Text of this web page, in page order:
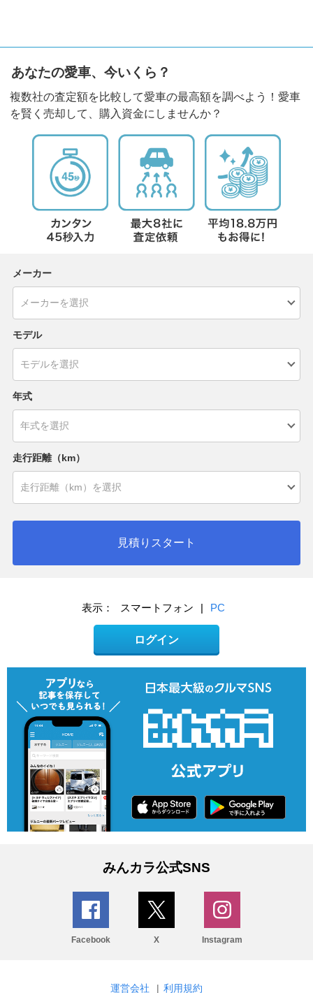
あなたの愛車、今いくら？
複数社の査定額を比較して愛車の最高額を調べよう！愛車
を賢く売却して、購入資金にしませんか？
メーカー
モデル
年式
走行距離（km）
見積りスタート
表示： スマートフォン | PC
ログイン
みんカラ公式SNS
Facebook X Instagram
運営会社 | 利用規約